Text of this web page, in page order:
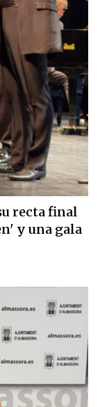
recta final
y una gala